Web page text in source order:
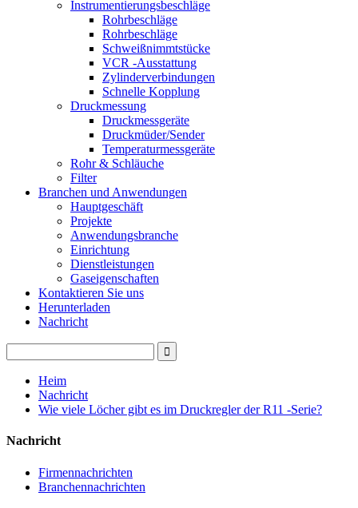
Instrumentierungsbeschläge
Rohrbeschläge
Rohrbeschläge
Schweißnimmtstücke
VCR -Ausstattung
Zylinderverbindungen
Schnelle Kopplung
Druckmessung
Druckmessgeräte
Druckmüder/Sender
Temperaturmessgeräte
Rohr & Schläuche
Filter
Branchen und Anwendungen
Hauptgeschäft
Projekte
Anwendungsbranche
Einrichtung
Dienstleistungen
Gaseigenschaften
Kontaktieren Sie uns
Herunterladen
Nachricht
Heim
Nachricht
Wie viele Löcher gibt es im Druckregler der R11 -Serie?
Nachricht
Firmennachrichten
Branchennachrichten